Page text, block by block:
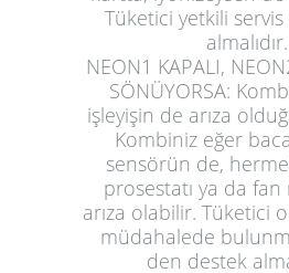
Tüketici yetkili
almalıdır.
NEON1 KAPALI,
SÖNÜYORSA:
işleyişin de arıza
Kombiniz eğer
sensörün de,
prosestatı ya da
arıza olabilir. Tüketici
müdahalede
den destek